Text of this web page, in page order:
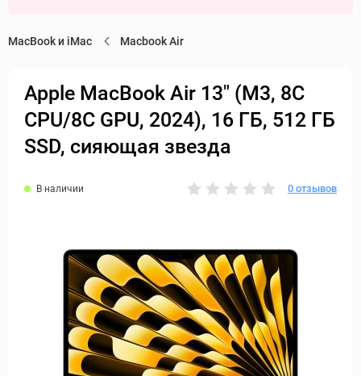
MacBook и iMac Macbook Air
Apple MacBook Air 13" (M3, 8C
CPU/8C GPU, 2024), 16 ГБ, 512 ГБ
SSD, сияющая звезда
В наличии 0 отзывов